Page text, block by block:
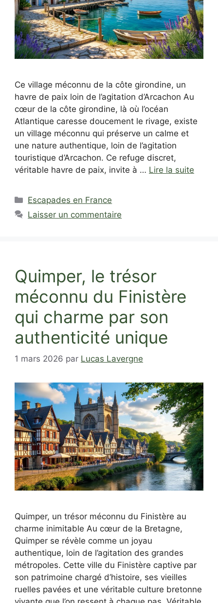
Ce village méconnu de la côte girondine, un
havre de paix loin de l’agitation d’Arcachon Au
cœur de la côte girondine, là où l’océan
Atlantique caresse doucement le rivage, existe
un village méconnu qui préserve un calme et
une nature authentique, loin de l’agitation
touristique d’Arcachon. Ce refuge discret,
véritable havre de paix, invite à … Lire la suite
Catégories
Escapades en France
Laisser un commentaire
Quimper, le trésor
méconnu du Finistère
qui charme par son
authenticité unique
1 mars 2026 par Lucas Lavergne
Quimper, un trésor méconnu du Finistère au
charme inimitable Au cœur de la Bretagne,
Quimper se révèle comme un joyau
authentique, loin de l’agitation des grandes
métropoles. Cette ville du Finistère captive par
son patrimoine chargé d’histoire, ses vieilles
ruelles pavées et une véritable culture bretonne